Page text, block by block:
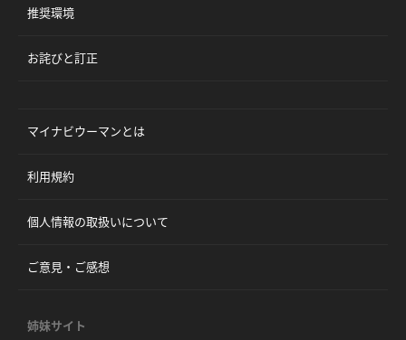
推奨環境
お詫びと訂正
マイナビウーマンとは
利用規約
個人情報の取扱いについて
ご意見・ご感想
姉妹サイト